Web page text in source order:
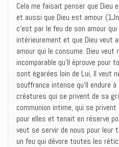
Cela me faisait penser que Dieu
et aussi que Dieu est amour
c’est par le feu de son amour
intérieurement et que Dieu veut
amour qui le consume. Dieu veut
incomparable qu’Il éprouve
sont égarées loin de Lui, Il veut
souffrance intense qu’Il endure
créatures qui se privent de sa
communion intime, qui se
pour elles et tenait en réserve
veut se servir de nous pour leur
un feu qui dévore toutes les